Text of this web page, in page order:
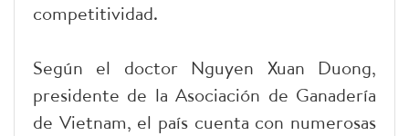
competitividad.
Según el doctor Nguyen Xuan Duong,
presidente de la Asociación de Ganadería
de Vietnam, el país cuenta con numerosas